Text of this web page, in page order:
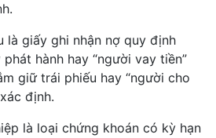
là giấy ghi nhận nợ quy định
hành hay “người vay tiền”
giữ trái phiếu hay “người cho
định.
là loại chứng khoán có kỳ hạn